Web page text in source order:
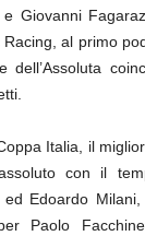
Giovanni
al primo
dell’Assoluta
Italia, il
con il
ed Edoardo
Paolo